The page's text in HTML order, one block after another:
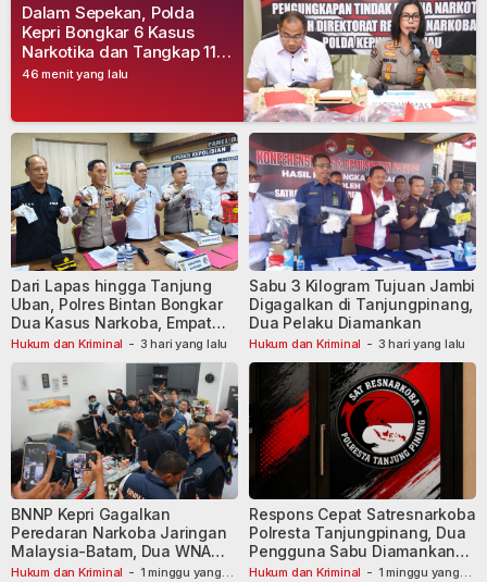
46 menit yang lalu
Dalam Sepekan, Polda
Kepri Bongkar 6 Kasus
Narkotika dan Tangkap 11
Tersangka
Hukum dan Kriminal - 3 hari yang lalu
Dari Lapas hingga Tanjung
Uban, Polres Bintan Bongkar
Dua Kasus Narkoba, Empat
Tersangka Dibekuk
Hukum dan Kriminal - 3 hari yang lalu
Sabu 3 Kilogram Tujuan Jambi
Digagalkan di Tanjungpinang,
Dua Pelaku Diamankan
Hukum dan Kriminal - 1 minggu yang
BNNP Kepri Gagalkan
Peredaran Narkoba Jaringan
Malaysia-Batam, Dua WNA
Masih Diburu
Hukum dan Kriminal - 1 minggu yang
Respons Cepat Satresnarkoba
Polresta Tanjungpinang, Dua
Pengguna Sabu Diamankan
Usai Dilaporkan ke Call Center